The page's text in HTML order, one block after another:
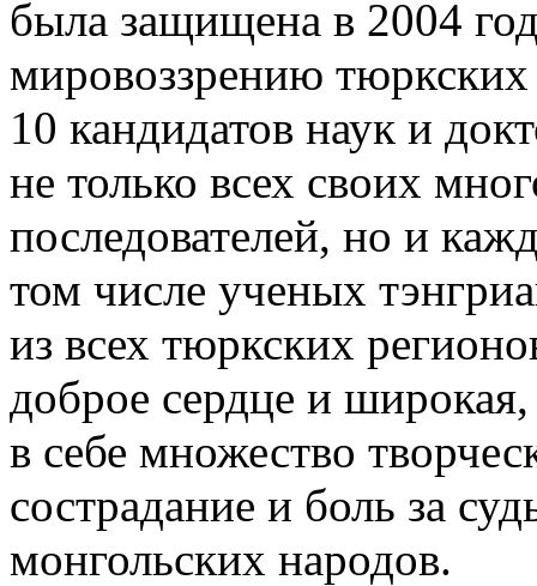
была защищена в 2004
мировоззрению
10 кандидатов наук и
не только всех своих
последователей, но и
том числе ученых
из всех тюркских
доброе сердце и
в себе множество
сострадание и боль за
монгольских народов.